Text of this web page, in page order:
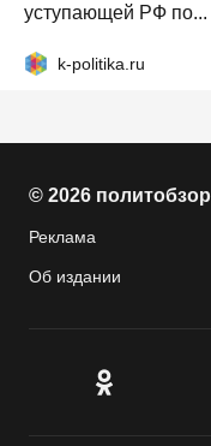
уступающей РФ по...
k-politika.ru
© 2026 политобзор
Реклама
Об издании